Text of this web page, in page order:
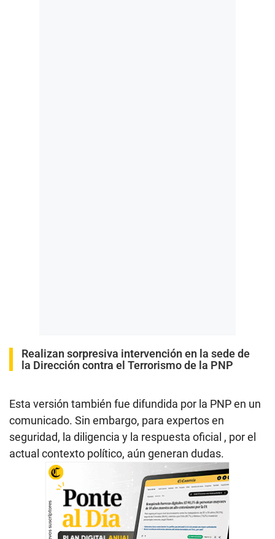
Realizan sorpresiva intervención en la sede de
la Dirección contra el Terrorismo de la PNP
Esta versión también fue difundida por la PNP en un
comunicado. Sin embargo, para expertos en
seguridad, la diligencia y la respuesta oficial , por el
actual contexto político, aún generan dudas.